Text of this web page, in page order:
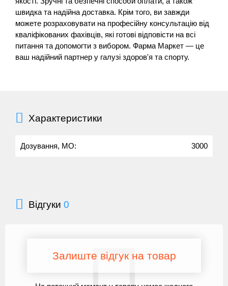
швидка та надійна доставка. Крім того, ви завжди
можете розраховувати на професійну консультацію від
кваліфікованих фахівців, які готові відповісти на всі
питання та допомогти з вибором. Фарма Маркет — це
ваш надійний партнер у галузі здоров'я та спорту.
Характеристики
Дозування, МО: 3000
Відгуки 0
Залиште відгук на товар